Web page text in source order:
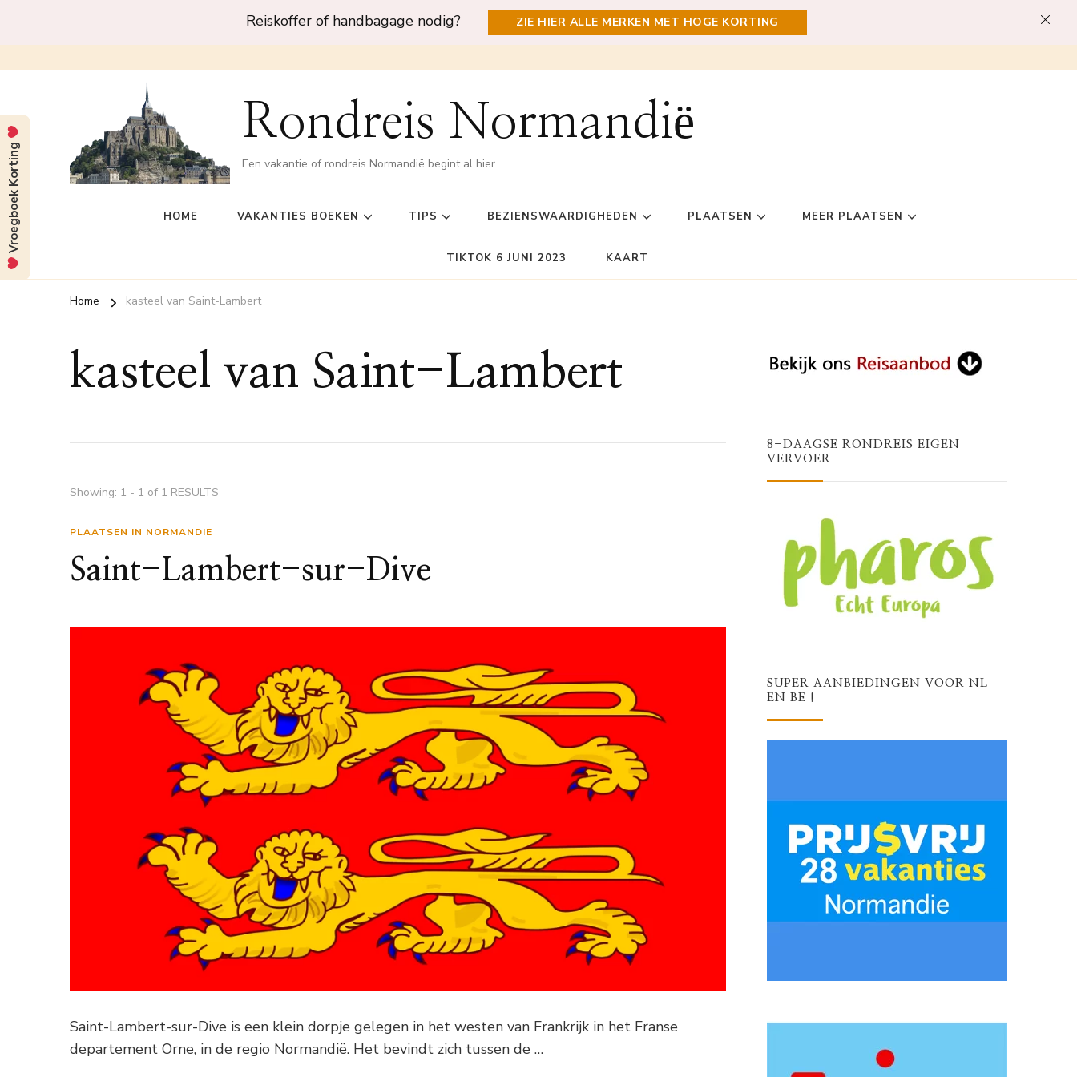
Reiskoffer of handbagage nodig? ZIE HIER ALLE MERKEN MET HOGE KORTING
Rondreis Normandië
Een vakantie of rondreis Normandië begint al hier
HOME VAKANTIES BOEKEN TIPS BEZIENSWAARDIGHEDEN PLAATSEN MEER PLAATSEN
TIKTOK 6 JUNI 2023 KAART
Home kasteel van Saint-Lambert
kasteel van Saint-Lambert
Showing: 1 - 1 of 1 RESULTS
PLAATSEN IN NORMANDIE
Saint-Lambert-sur-Dive
Saint-Lambert-sur-Dive is een klein dorpje gelegen in het westen van Frankrijk in het Franse
departement Orne, in de regio Normandië. Het bevindt zich tussen de …
8-DAAGSE RONDREIS EIGEN
VERVOER
SUPER AANBIEDINGEN VOOR NL
EN BE !
Vroegboek Korting